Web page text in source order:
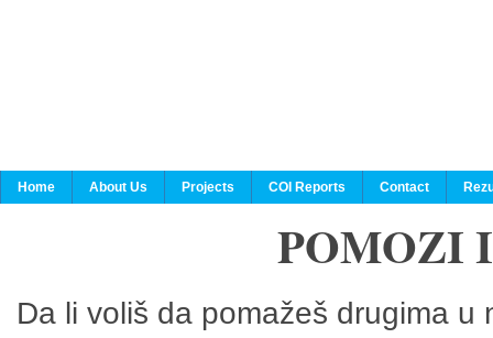
Home About Us Projects COI Reports Contact
POMOZI
Da li voliš da pomažeš drugima